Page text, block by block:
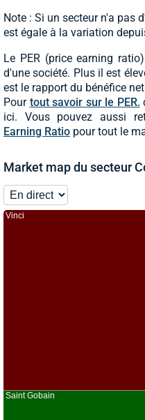
Note : Si un secteur n'a pas
est égale à la variation
Le PER (price earning
d'une société. Plus il est
est le rapport du bénéfice
Pour tout savoir sur le PER.
ici. Vous pouvez aussi
Earning Ratio pour tout le
Market map du secteur